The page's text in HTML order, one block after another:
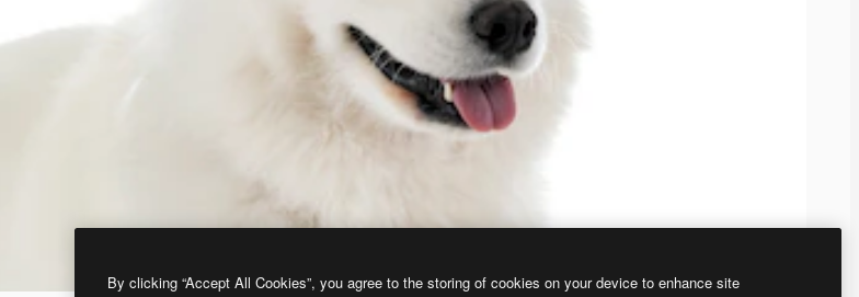
By clicking “Accept All Cookies”, you agree to the storing of cookies on your device to enhance site